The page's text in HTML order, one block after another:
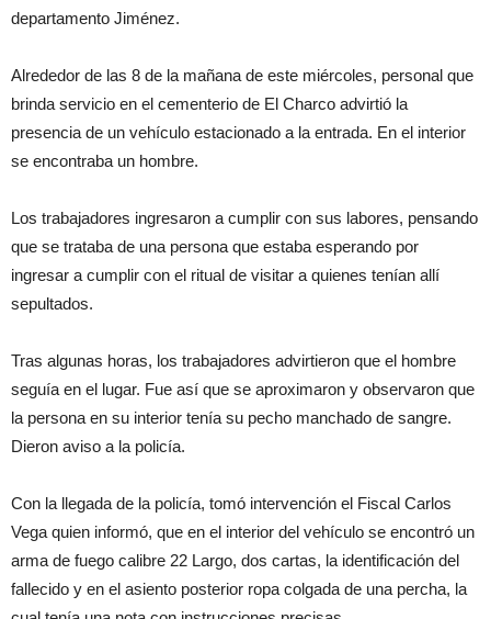
departamento Jiménez.
Alrededor de las 8 de la mañana de este miércoles, personal que
brinda servicio en el cementerio de El Charco advirtió la
presencia de un vehículo estacionado a la entrada. En el interior
se encontraba un hombre.
Los trabajadores ingresaron a cumplir con sus labores, pensando
que se trataba de una persona que estaba esperando por
ingresar a cumplir con el ritual de visitar a quienes tenían allí
sepultados.
Tras algunas horas, los trabajadores advirtieron que el hombre
seguía en el lugar. Fue así que se aproximaron y observaron que
la persona en su interior tenía su pecho manchado de sangre.
Dieron aviso a la policía.
Con la llegada de la policía, tomó intervención el Fiscal Carlos
Vega quien informó, que en el interior del vehículo se encontró un
arma de fuego calibre 22 Largo, dos cartas, la identificación del
fallecido y en el asiento posterior ropa colgada de una percha, la